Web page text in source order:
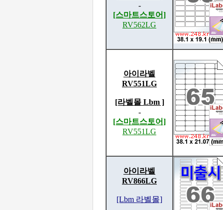
-
[스마트스토어]
RV562LG
아이라벨
RV551LG
[라벨몰 Lbm ]
-
[스마트스토어]
RV551LG
아이라벨
RV866LG
[Lbm 라벨몰]